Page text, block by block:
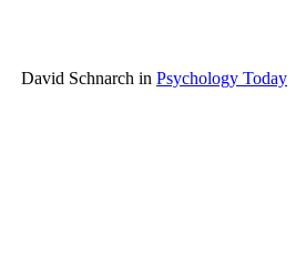
David Schnarch in Psychology Today